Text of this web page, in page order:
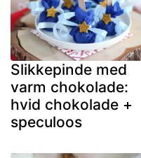
Slikkepinde med
varm chokolade:
hvid chokolade +
speculoos